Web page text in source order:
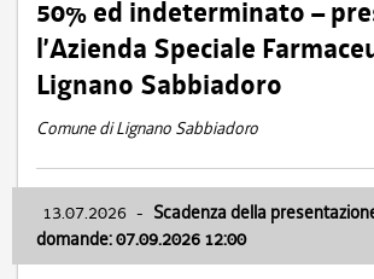
50% ed indeterminato –
l’Azienda Speciale
Lignano Sabbiadoro
Comune di Lignano Sabbiadoro
13.07.2026 - Scadenza della
domande: 07.09.2026 12:00